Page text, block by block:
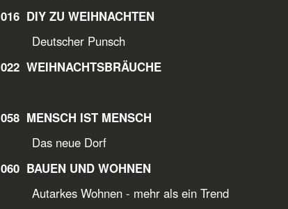
016 DIY ZU WEIHNACHTEN
Deutscher Punsch
022 WEIHNACHTSBRÄUCHE
058 MENSCH IST MENSCH
Das neue Dorf
060 BAUEN UND WOHNEN
Autarkes Wohnen - mehr als ein Trend